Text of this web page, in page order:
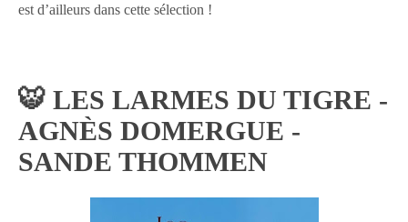
est d’ailleurs dans cette sélection !
🐯 LES LARMES DU TIGRE -
AGNÈS DOMERGUE -
SANDE THOMMEN